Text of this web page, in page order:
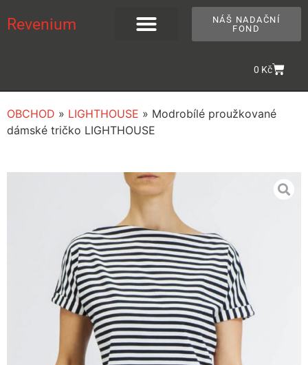
Revenium
NÁŠ NADAČNÍ
FOND
0 Kč
OBCHOD » LIGHTHOUSE » Modrobílé proužkované
dámské tričko LIGHTHOUSE